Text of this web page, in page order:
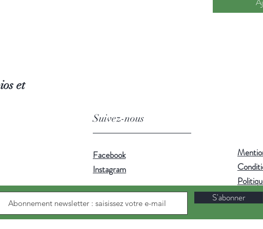
et
S'abonner
Suivez-nous
Facebook
Instagram